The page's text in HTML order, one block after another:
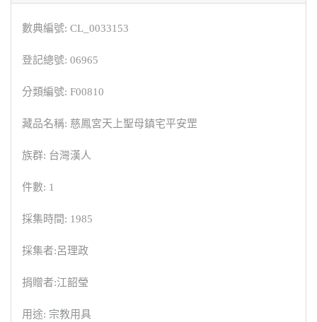
數典編號: CL_0033153
登記總號: 06965
分類編號: F00810
藏品名稱: 慈鳳宮天上聖母鎮宅平安罡
族群: 台灣漢人
件數: 1
採集時間: 1985
採集者:呂理政
捐贈者:江韶瑩
用途: 宗教用具